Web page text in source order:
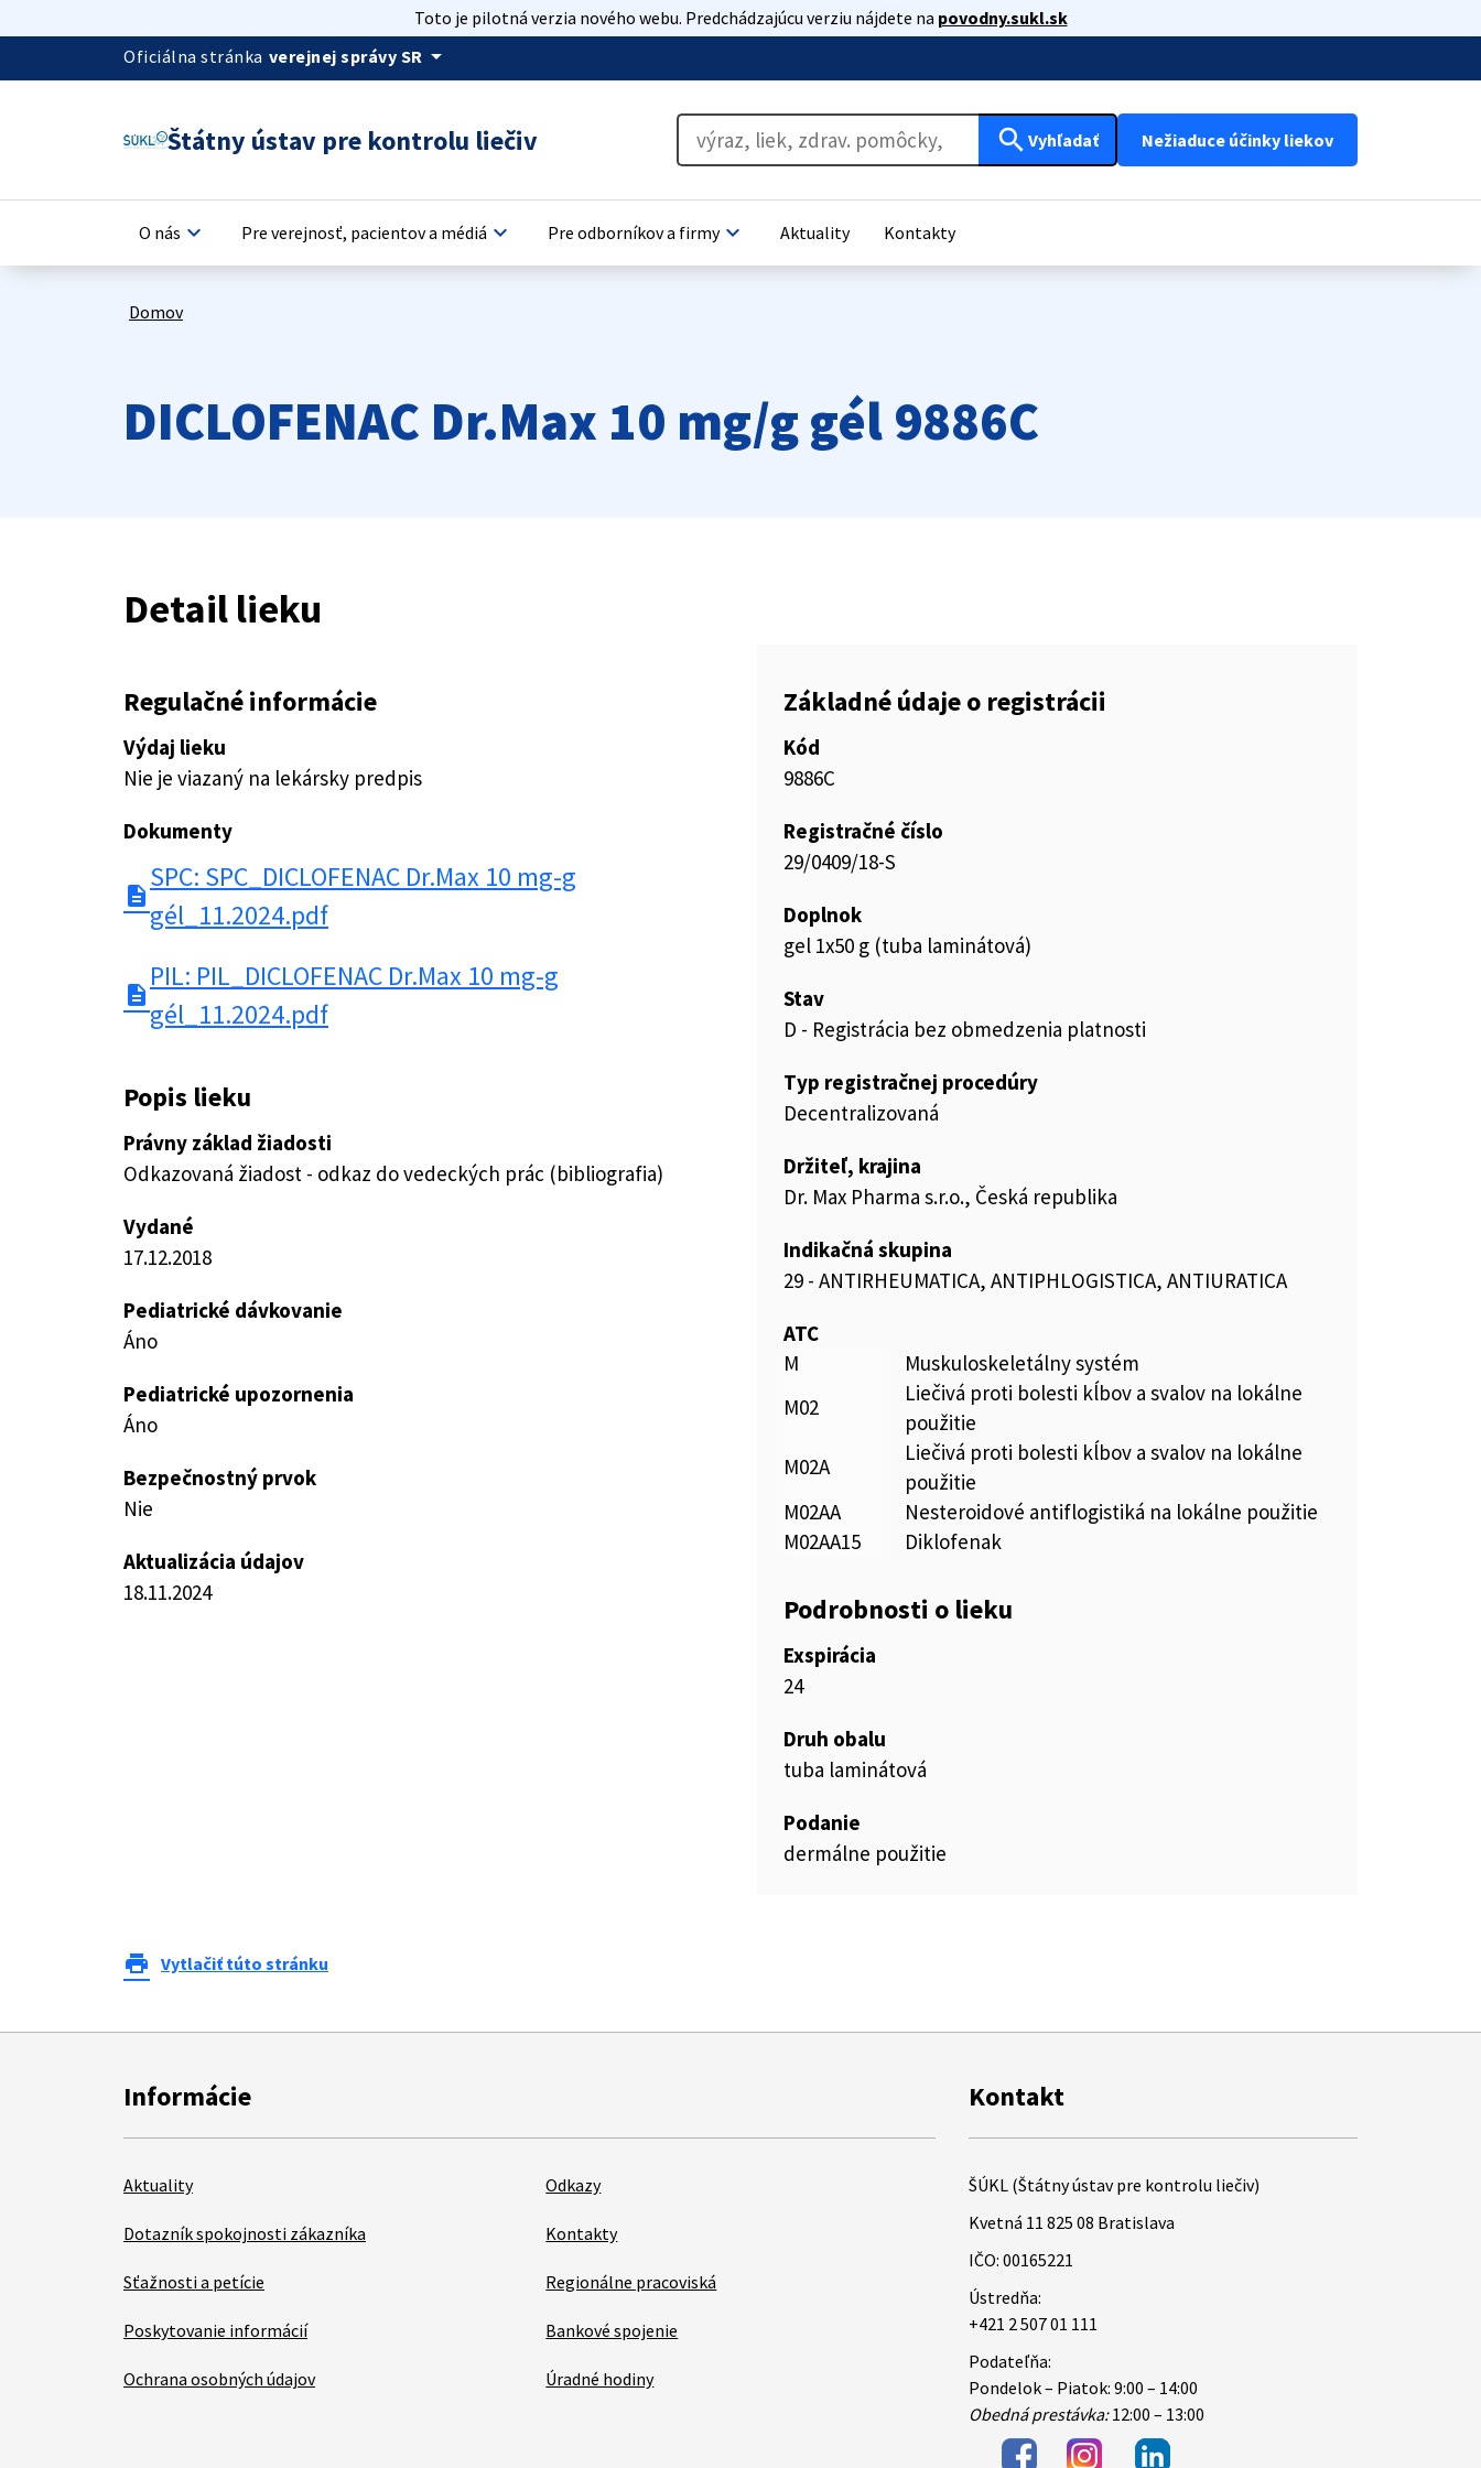
Toto je pilotná verzia nového webu. Predchádzajúcu verziu nájdete na povodny.sukl.sk
Oficiálna stránka verejnej správy SR arrow_drop_down
Štátny ústav pre kontrolu liečiv search Vyhľadať Nežiaduce účinky liekov
O nás keyboard_arrow_down Pre verejnosť, pacientov a médiá keyboard_arrow_down Pre odborníkov a firmykeyboard_arrow_down Aktuality Kontakty
Domov
DICLOFENAC Dr.Max 10 mg/g gél 9886C
Detail lieku
Regulačné informácie
Výdaj lieku
Nie je viazaný na lekársky predpis
Dokumenty
description
SPC: SPC_DICLOFENAC Dr.Max 10 mg-g
gél_11.2024.pdf
description
PIL: PIL_DICLOFENAC Dr.Max 10 mg-g
gél_11.2024.pdf
Popis lieku
Právny základ žiadosti
Odkazovaná žiadost - odkaz do vedeckých prác (bibliografia)
Vydané
17.12.2018
Pediatrické dávkovanie
Áno
Pediatrické upozornenia
Áno
Bezpečnostný prvok
Nie
Aktualizácia údajov
18.11.2024
Základné údaje o registrácii
Kód
9886C
Registračné číslo
29/0409/18-S
Doplnok
gel 1x50 g (tuba laminátová)
Stav
D - Registrácia bez obmedzenia platnosti
Typ registračnej procedúry
Decentralizovaná
Držiteľ, krajina
Dr. Max Pharma s.r.o., Česká republika
Indikačná skupina
29 - ANTIRHEUMATICA, ANTIPHLOGISTICA, ANTIURATICA
ATC
M
Muskuloskeletálny systém
M02
Liečivá proti bolesti kĺbov a svalov na lokálne
použitie
M02A
Liečivá proti bolesti kĺbov a svalov na lokálne
použitie
M02AA
Nesteroidové antiflogistiká na lokálne použitie
M02AA15
Diklofenak
Podrobnosti o lieku
Exspirácia
24
Druh obalu
tuba laminátová
Podanie
dermálne použitie
print Vytlačiť túto stránku
Informácie
Aktuality
Dotazník spokojnosti zákazníka
Sťažnosti a petície
Poskytovanie informácií
Ochrana osobných údajov
Odkazy
Kontakty
Regionálne pracoviská
Bankové spojenie
Úradné hodiny
Kontakt
ŠÚKL (Štátny ústav pre kontrolu liečiv)
Kvetná 11 825 08 Bratislava
IČO: 00165221
Ústredňa:
+421 2 507 01 111
Podateľňa:
Pondelok – Piatok: 9:00 – 14:00
Obedná prestávka:12:00 – 13:00